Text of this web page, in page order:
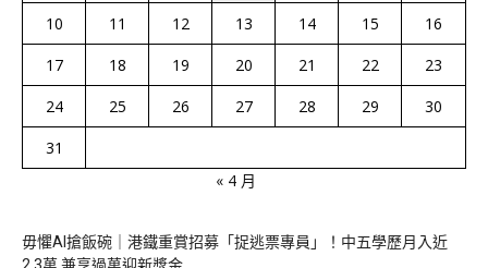
10
11 12 13 14 15
16
17
18 19 20 21 22
23
24
25 26 27 28 29
30
31
« 4 月
毋懼AI搶飯碗｜港鐵重賞招募「捉逃票專員」！中五學歷月入近
2.3萬 兼享過萬迎新獎金